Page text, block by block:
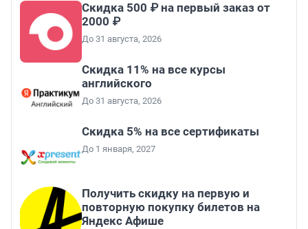
Скидка 500 ₽ на первый заказ от
2000 ₽
До 31 августа, 2026
Скидка 11% на все курсы
английского
До 31 августа, 2026
Скидка 5% на все сертификаты
До 1 января, 2027
Получить скидку на первую и
повторную покупку билетов на
Яндекс Афише